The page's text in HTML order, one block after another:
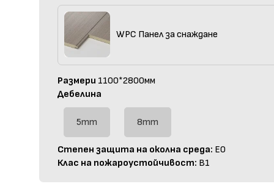
WPC Панел за снаждане
Размери 1100*2800мм
Дебелина
5mm 8mm
Степен защита на околна среда: E0
Клас на пожароустойчивост: B1